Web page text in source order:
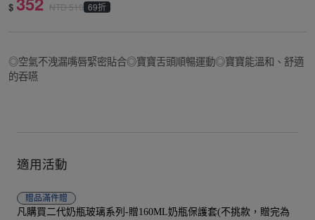
$ NTD510 69折
◎空氣不洩漏嘴唇緊密貼合◎寶寶舌頭順暢運動◎寶寶能溫和、舒適
的吞嚥
適用活動
贈品滿件贈
凡購買二代奶瓶玻璃系列-贈160ML奶瓶保護套(不挑款，贈完為